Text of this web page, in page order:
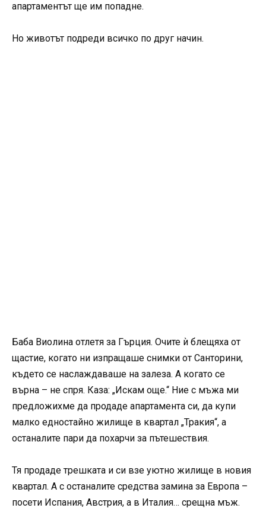
апартаментът ще им попадне.
Но животът подреди всичко по друг начин.
Баба Виолина отлетя за Гърция. Очите ѝ блещяха от
щастие, когато ни изпращаше снимки от Санторини,
където се наслаждаваше на залеза. А когато се
върна – не спря. Каза: „Искам още.“ Ние с мъжа ми
предложихме да продаде апартамента си, да купи
малко едностайно жилище в квартал „Тракия“, а
останалите пари да похарчи за пътешествия.
Тя продаде трешката и си взе уютно жилище в новия
квартал. А с останалите средства замина за Европа –
посети Испания, Австрия, а в Италия… срещна мъж.